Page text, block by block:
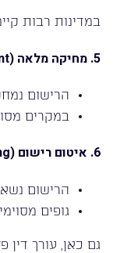
במדינות רבות
5. מחיקה מלאה (Expungement)
הרישום
במקרים
6. איטום רישום (Sealing)
הרישום
גופים
גם כאן, עורך